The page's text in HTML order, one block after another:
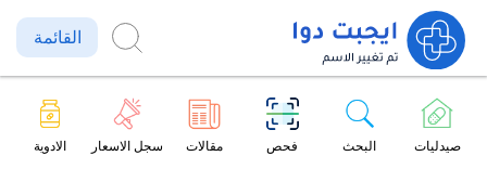
القائمة
صيدليات البحث فحص مقالات سجل الاسعار الادوية